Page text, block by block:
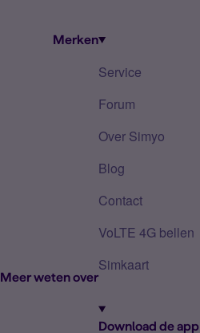
Merken
Meer weten over
Service
Forum
Over Simyo
Blog
Contact
VoLTE 4G bellen
Simkaart
Download de app